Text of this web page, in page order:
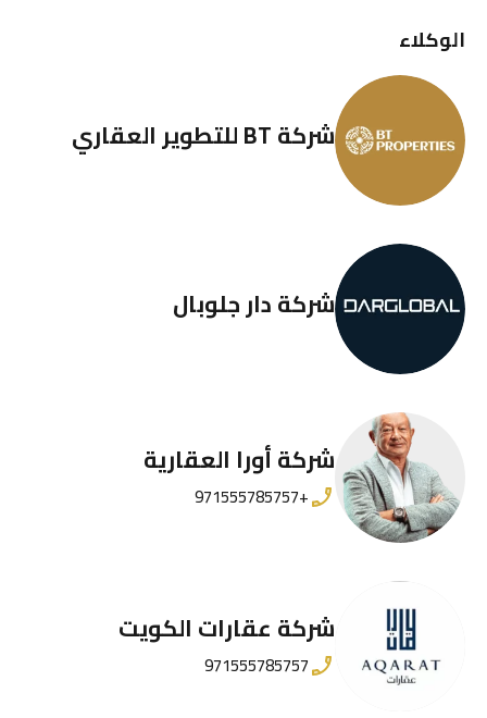
الوكلاء
شركة BT للتطوير العقاري
شركة دار جلوبال
شركة أورا العقارية
+971555785757
شركة عقارات الكويت
971555785757